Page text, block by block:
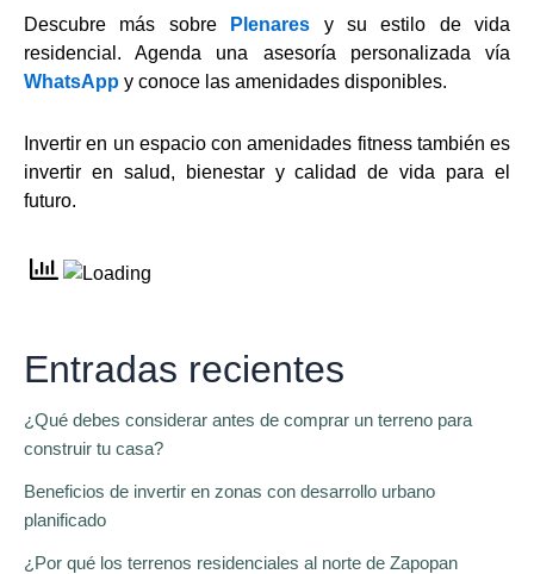
Descubre más sobre Plenares y su estilo de vida
residencial. Agenda una asesoría personalizada vía
WhatsApp y conoce las amenidades disponibles.
Invertir en un espacio con amenidades fitness también es
invertir en salud, bienestar y calidad de vida para el
futuro.
Entradas recientes
¿Qué debes considerar antes de comprar un terreno para
construir tu casa?
Beneficios de invertir en zonas con desarrollo urbano
planificado
¿Por qué los terrenos residenciales al norte de Zapopan